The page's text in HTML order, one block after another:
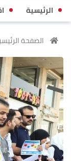
الرئيسية
الصفحة